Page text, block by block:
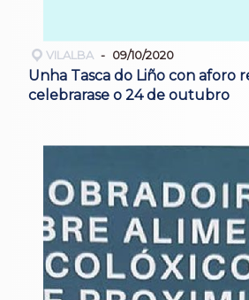
VILALBA 09/10/2020
Unha Tasca do Liño con aforo
celebrarase o 24 de outubro